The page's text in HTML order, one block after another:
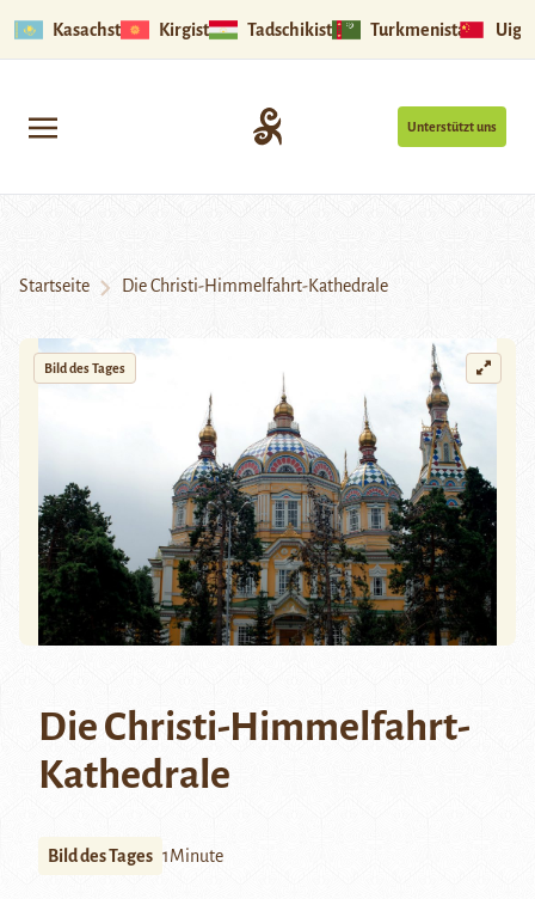
Kasachstan Kirgistan Tadschikistan Turkmenistan
Unterstützt uns
Startseite Die Christi-Himmelfahrt-Kathedrale
Bild des Tages
Die Christi-Himmelfahrt-
Kathedrale
Bild des Tages 1Minute